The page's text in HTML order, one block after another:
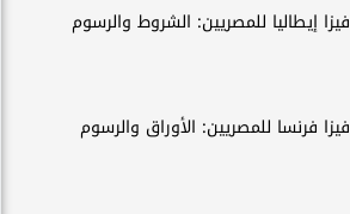
فيزا إيطاليا للمصريين: الشروط والرسوم
فيزا فرنسا للمصريين: الأوراق والرسوم